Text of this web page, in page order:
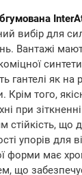
вибір для
Вантажі
гантелі як на
Крім того,
при
стійкість, що
упорів для
форми має
що